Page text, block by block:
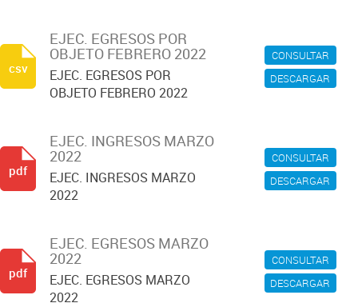
CONSULTAR
DESCARGAR
EJEC. EGRESOS POR
OBJETO FEBRERO 2022
EJEC. EGRESOS POR
OBJETO FEBRERO 2022
csv
CONSULTAR
DESCARGAR
EJEC. INGRESOS MARZO
2022
EJEC. INGRESOS MARZO
2022
pdf
CONSULTAR
DESCARGAR
EJEC. EGRESOS MARZO
2022
EJEC. EGRESOS MARZO
2022
pdf